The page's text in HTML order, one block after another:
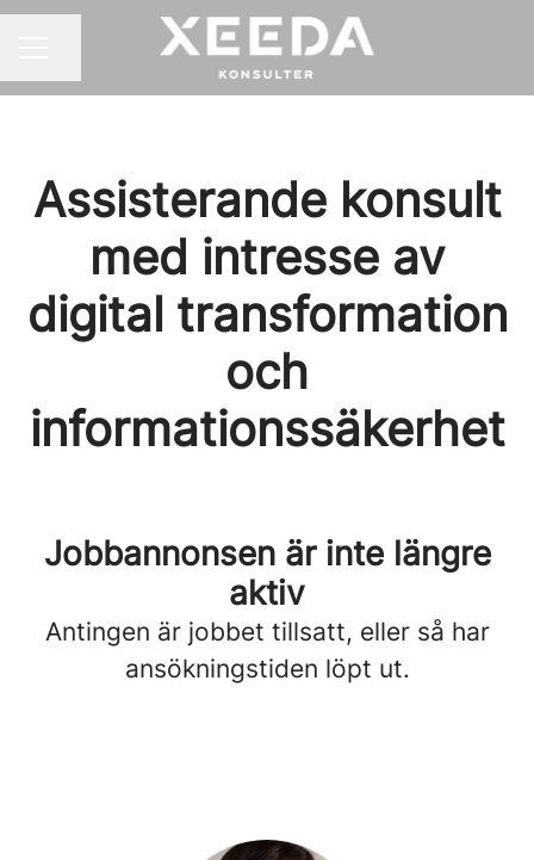
Assisterande konsult
med intresse av
digital transformation
och
informationssäkerhet
Jobbannonsen är inte längre
aktiv
Antingen är jobbet tillsatt, eller så har
ansökningstiden löpt ut.